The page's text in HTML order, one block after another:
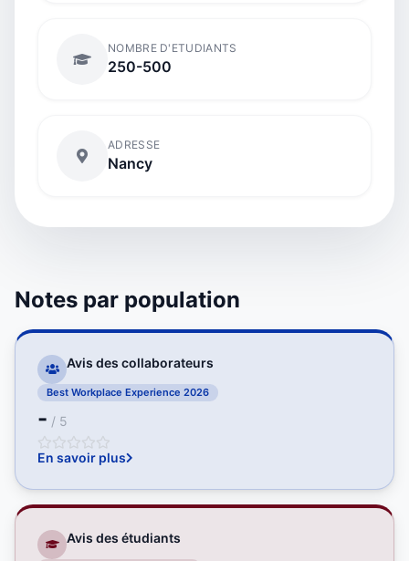
NOMBRE D'ETUDIANTS
250-500
ADRESSE
Nancy
Notes par population
Avis des collaborateurs
Best Workplace Experience 2026
- / 5
En savoir plus
Avis des étudiants